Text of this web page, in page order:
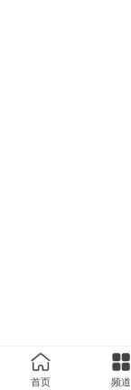
首页 频道